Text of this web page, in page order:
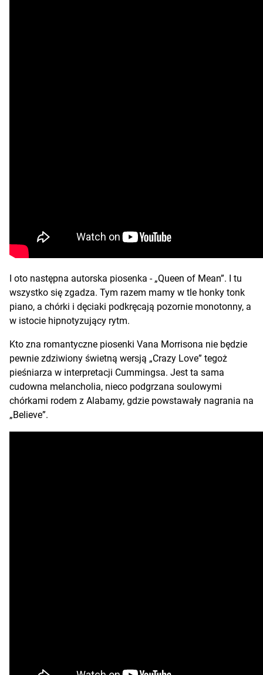
I oto następna autorska piosenka - „Queen of Mean”. I tu
wszystko się zgadza. Tym razem mamy w tle honky tonk
piano, a chórki i dęciaki podkręcają pozornie monotonny, a
w istocie hipnotyzujący rytm.
Kto zna romantyczne piosenki Vana Morrisona nie będzie
pewnie zdziwiony świetną wersją „Crazy Love” tegoż
pieśniarza w interpretacji Cummingsa. Jest ta sama
cudowna melancholia, nieco podgrzana soulowymi
chórkami rodem z Alabamy, gdzie powstawały nagrania na
„Believe”.